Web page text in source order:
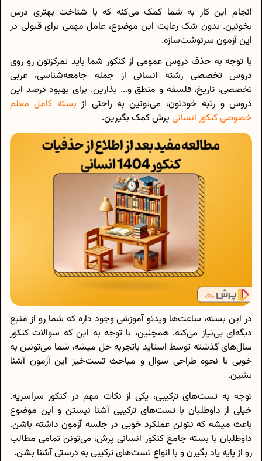
انجام این کار به شما کمک می‌کنه که با شناخت بهتری درس
بخونین. بدون شک رعایت این موضوع، عامل مهمی برای قبولی در
این آزمون سرنوشت‌سازه.
با توجه به حذف دروس عمومی از کنکور شما باید تمرکزتون رو روی
دروس تخصصی رشته انسانی از جمله جامعه‌شناسی، عربی
تخصصی، تاریخ، فلسفه و منطق و... بذارین. برای بهبود درصد این
دروس و رتبه خودتون، می‌تونین به راحتی از بسته کامل معلم
خصوصی کنکور انسانی پرش کمک بگیرین.
در این بسته، ساعت‌ها ویدئو آموزشی وجود داره که شما رو از منبع
دیگه‌ای بی‌نیاز می‌کنه. همچنین، با توجه به این که سوالات کنکور
سال‌های گذشته توسط استاید باتجربه حل میشه، شما می‌تونین به
خوبی با نحوه طراحی سوال و مباحث تست‌خیز این آزمون آشنا
بشین.
توجه به تست‌های ترکیبی، یکی از نکات مهم در کنکور سراسریه.
خیلی از داوطلبان با تست‌های ترکیبی آشنا نیستن و این موضوع
باعث میشه که نتونن عملکرد خوبی در جلسه آزمون داشته باشن.
داوطلبان با بسته جامع کنکور انسانی پرش، می‌تونن تمامی مطالب
رو از پایه یاد بگیرن و با انواع تست‌های ترکیبی به درستی آشنا بشن.